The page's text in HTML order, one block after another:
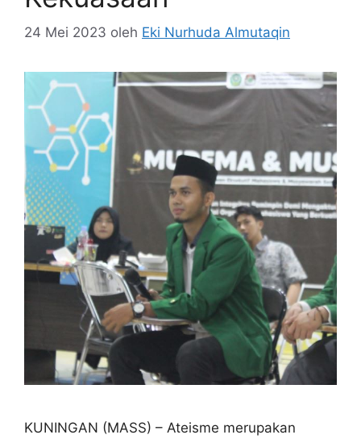
24 Mei 2023 oleh Eki Nurhuda Almutaqin
KUNINGAN (MASS) – Ateisme merupakan